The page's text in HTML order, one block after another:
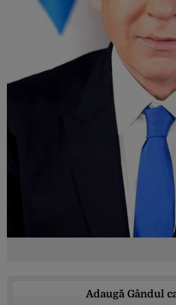
Adaugă Gândul